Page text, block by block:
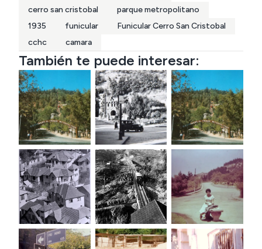
cerro san cristobal
parque metropolitano
1935
funicular
Funicular Cerro San Cristobal
cchc
camara
También te puede interesar: